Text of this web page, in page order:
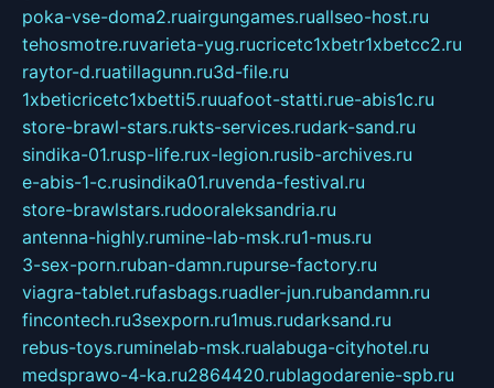
poka-vse-doma2.ruairgungames.ruallseo-host.ru
tehosmotre.ruvarieta-yug.rucricetc1xbetr1xbetcc2.ru
raytor-d.ruatillagunn.ru3d-file.ru
1xbeticricetc1xbetti5.ruuafoot-statti.rue-abis1c.ru
store-brawl-stars.rukts-services.rudark-sand.ru
sindika-01.rusp-life.rux-legion.rusib-archives.ru
e-abis-1-c.rusindika01.ruvenda-festival.ru
store-brawlstars.rudooraleksandria.ru
antenna-highly.rumine-lab-msk.ru1-mus.ru
3-sex-porn.ruban-damn.rupurse-factory.ru
viagra-tablet.rufasbags.ruadler-jun.rubandamn.ru
fincontech.ru3sexporn.ru1mus.rudarksand.ru
rebus-toys.ruminelab-msk.rualabuga-cityhotel.ru
medsprawo-4-ka.ru2864420.rublagodarenie-spb.ru